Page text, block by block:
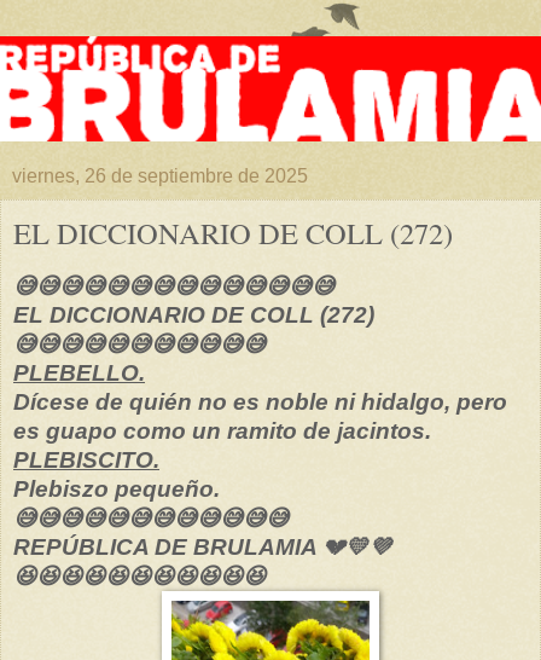
viernes, 26 de septiembre de 2025
EL DICCIONARIO DE COLL (272)
😅😅😅😅😅😅😅😅😅😅😅😅😅😅
EL DICCIONARIO DE COLL (272)
😅😅😅😅😅😅😅😅😅😅😅
PLEBELLO.
Dícese de quién no es noble ni hidalgo, pero
es guapo como un ramito de jacintos.
PLEBISCITO.
Plebiszo pequeño.
😅😅😅😅😅😅😅😅😅😅😅😅
REPÚBLICA DE BRULAMIA 💔💛💜
😆😆😆😆😆😆😆😆😆😆😆